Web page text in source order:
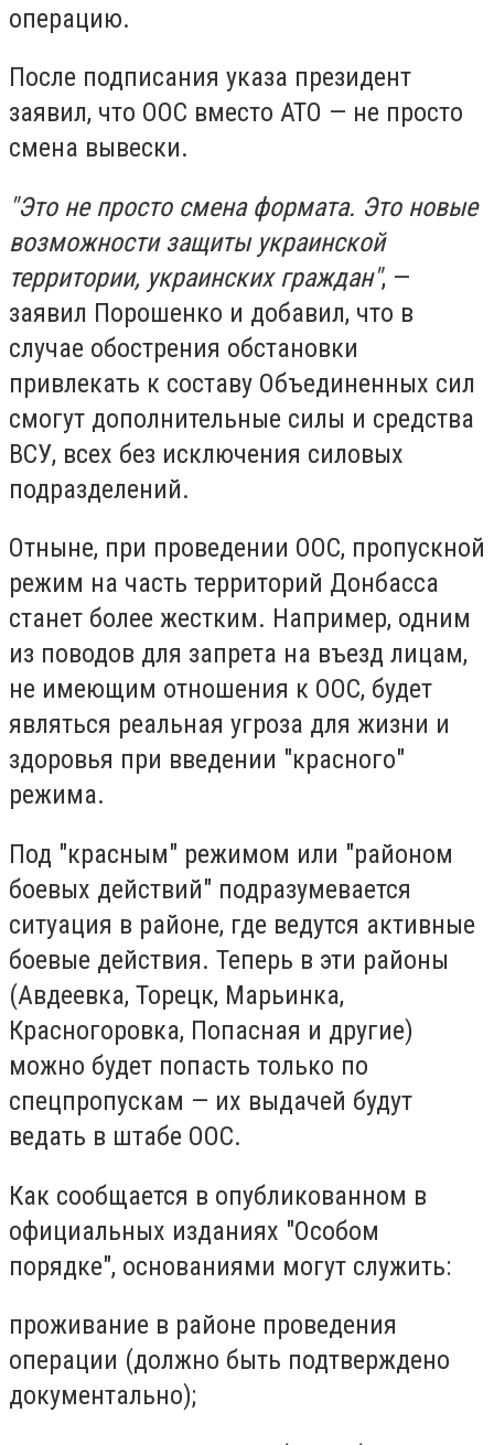
операцию.
После подписания указа президент
заявил, что ООС вместо АТО — не просто
смена вывески.
"Это не просто смена формата. Это новые
возможности защиты украинской
территории, украинских граждан", —
заявил Порошенко и добавил, что в
случае обострения обстановки
привлекать к составу Объединенных сил
смогут дополнительные силы и средства
ВСУ, всех без исключения силовых
подразделений.
Отныне, при проведении ООС, пропускной
режим на часть территорий Донбасса
станет более жестким. Например, одним
из поводов для запрета на въезд лицам,
не имеющим отношения к ООС, будет
являться реальная угроза для жизни и
здоровья при введении "красного"
режима.
Под "красным" режимом или "районом
боевых действий" подразумевается
ситуация в районе, где ведутся активные
боевые действия. Теперь в эти районы
(Авдеевка, Торецк, Марьинка,
Красногоровка, Попасная и другие)
можно будет попасть только по
спецпропускам — их выдачей будут
ведать в штабе ООС.
Как сообщается в опубликованном в
официальных изданиях "Особом
порядке", основаниями могут служить:
проживание в районе проведения
операции (должно быть подтверждено
документально);